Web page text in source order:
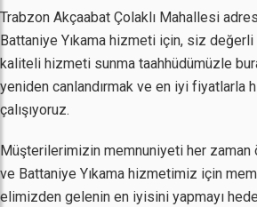
Trabzon Akçaabat Çolaklı Mahallesi
Battaniye Yıkama hizmeti için, siz
kaliteli hizmeti sunma taahhüdümüzle
yeniden canlandırmak ve en iyi fiyatlarla
çalışıyoruz.
Müşterilerimizin memnuniyeti her zaman
ve Battaniye Yıkama hizmetimiz için
elimizden gelenin en iyisini yapmayı